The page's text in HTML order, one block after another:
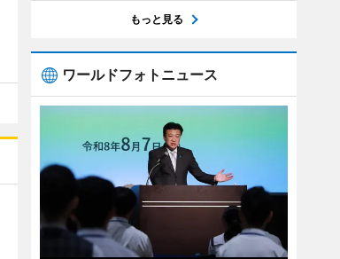
もっと見る
ワールドフォトニュース